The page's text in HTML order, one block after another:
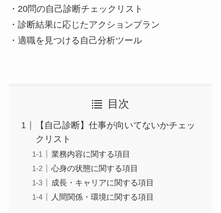
・20問の自己診断チェックリスト
・診断結果に応じたアクションプラン
・適職を見つける自己分析ツール
目次
【自己診断】仕事が向いてないかチェッ
クリスト
業務内容に関する項目
心身の状態に関する項目
成長・キャリアに関する項目
人間関係・環境に関する項目